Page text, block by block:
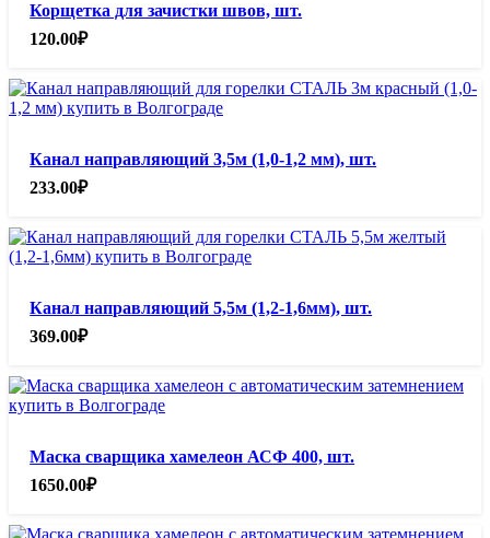
Корщетка для зачистки швов, шт.
120.00₽
Канал направляющий 3,5м (1,0-1,2 мм), шт.
233.00₽
Канал направляющий 5,5м (1,2-1,6мм), шт.
369.00₽
Маска сварщика хамелеон АСФ 400, шт.
1650.00₽